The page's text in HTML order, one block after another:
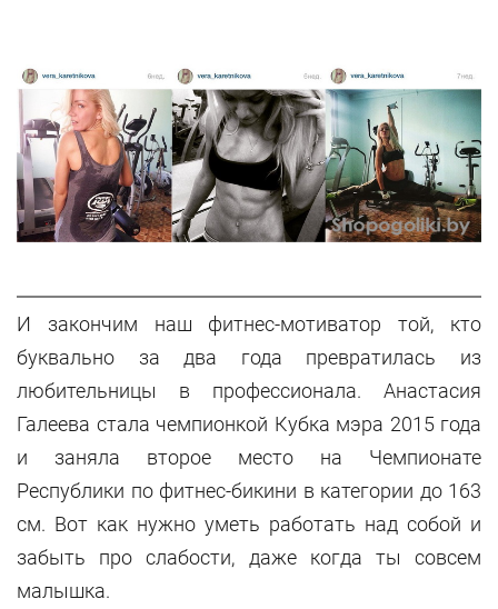
И закончим наш фитнес-мотиватор той, кто
буквально за два года превратилась из
любительницы в профессионала. Анастасия
Галеева стала чемпионкой Кубка мэра 2015 года
и заняла второе место на Чемпионате
Республики по фитнес-бикини в категории до 163
см. Вот как нужно уметь работать над собой и
забыть про слабости, даже когда ты совсем
малышка.